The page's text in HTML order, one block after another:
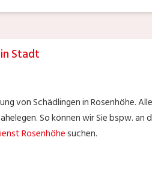
Stadt
von Schädlingen in Rosenhöhe.
So können wir Sie bspw. an
Rosenhöhesuchen.